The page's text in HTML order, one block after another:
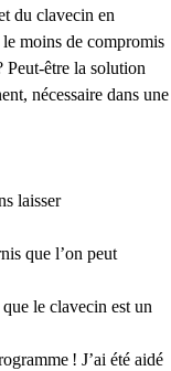
du clavecin en
moins de compromis
Peut-être la solution
nécessaire dans une
laisser
que l’on peut
le clavecin est un
! J’ai été aidé